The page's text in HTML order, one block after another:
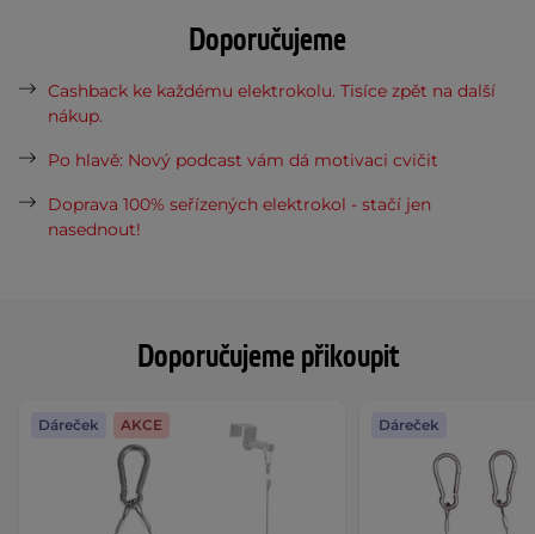
Doporučujeme přikoupit
Dáreček AKCE Dáreček
Doporučujeme
Cashback ke každému elektrokolu. Tisíce zpět na další
nákup.
Po hlavě: Nový podcast vám dá motivaci cvičit
Doprava 100% seřízených elektrokol - stačí jen
nasednout!